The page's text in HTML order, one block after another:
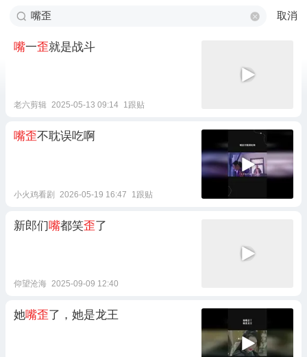
取消
嘴一歪就是战斗
老六剪辑 2025-05-13 09:14 1跟贴
嘴歪不耽误吃啊
小火鸡看剧 2026-05-19 16:47 1跟贴
新郎们嘴都笑歪了
仰望沧海 2025-09-09 12:40
她嘴歪了，她是龙王